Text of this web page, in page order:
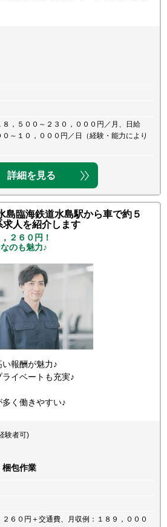
８，５００～２３０，０００円／月、日給
０～１０，０００円／日（経験・能力により
詳細を見る
島臨海鉄道水島駅から車で約５
人を紹介します
２６０円！
のも魅力♪
報酬が魅力♪
イベートも充実♪
く働きやすい♪
験者可)
梱包作業
２６０円＋交通費、月収例：１８９，０００